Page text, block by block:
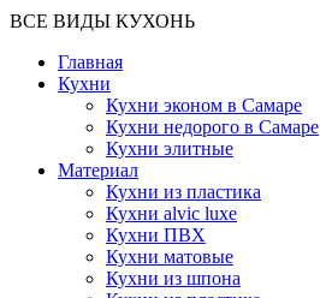
ВСЕ ВИДЫ КУХОНЬ
Главная
Кухни
Кухни эконом в Самаре
Кухни недорого в Самаре
Кухни элитные
Материал
Кухни из пластика
Кухни alvic luxe
Кухни ПВХ
Кухни матовые
Кухни из шпона